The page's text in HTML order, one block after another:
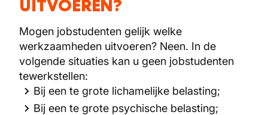
UITVOEREN?
Mogen jobstudenten gelijk welke
werkzaamheden uitvoeren? Neen. In de
volgende situaties kan u geen jobstudenten
tewerkstellen:
Bij een te grote lichamelijke belasting;
Bij een te grote psychische belasting;